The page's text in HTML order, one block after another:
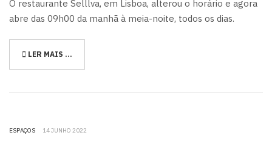
O restaurante Selllva, em Lisboa, alterou o horário e agora
abre das 09h00 da manhã à meia-noite, todos os dias.
LER MAIS …
ESPAÇOS 14 JUNHO 2022